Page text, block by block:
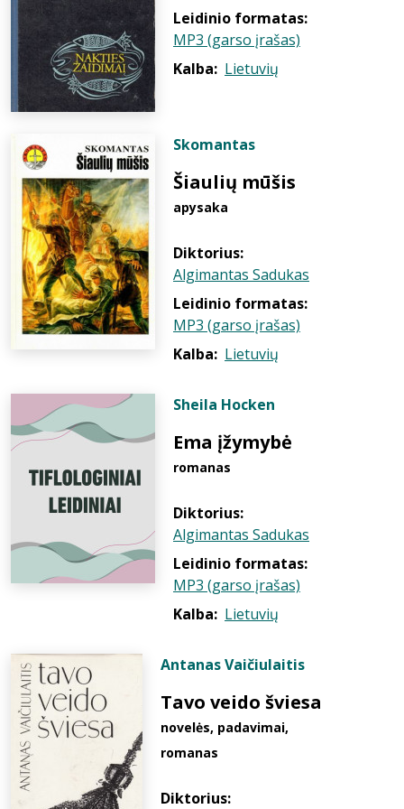
Leidinio formatas:
MP3 (garso įrašas)
Kalba: Lietuvių
Skomantas
Šiaulių mūšis
apysaka
Diktorius:
Algimantas Sadukas
Leidinio formatas:
MP3 (garso įrašas)
Kalba: Lietuvių
Sheila Hocken
Ema įžymybė
romanas
Diktorius:
Algimantas Sadukas
Leidinio formatas:
MP3 (garso įrašas)
Kalba: Lietuvių
Antanas Vaičiulaitis
Tavo veido šviesa
novelės, padavimai,
romanas
Diktorius: